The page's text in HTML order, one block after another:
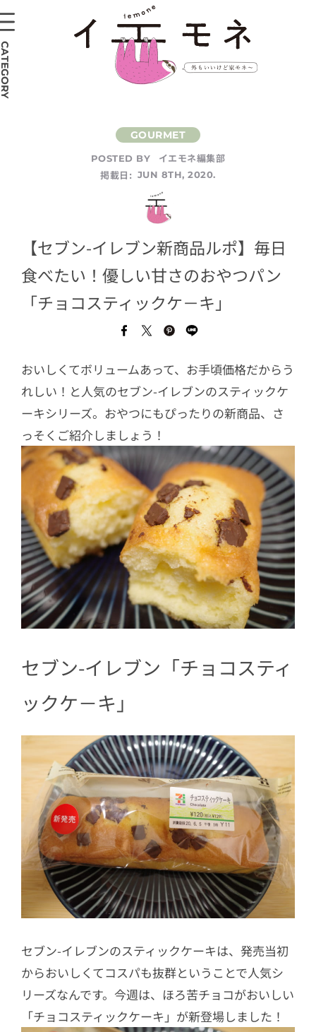
POSTED BY
イエモネ編集部
掲載日: JUN 8TH, 2020.
【セブン-イレブン新商品ルポ】毎日
食べたい！優しい甘さのおやつパン
「チョコスティックケ－キ」
おいしくてボリュームあって、お手頃価格だからう
れしい！と人気のセブン-イレブンのスティックケ
ーキシリーズ。おやつにもぴったりの新商品、さ
っそくご紹介しましょう！
セブン-イレブン「チョコスティ
ックケ－キ」
セブン-イレブンのスティックケーキは、発売当初
からおいしくてコスパも抜群ということで人気シ
リーズなんです。今週は、ほろ苦チョコがおいしい
「チョコスティックケーキ」が新登場しました！